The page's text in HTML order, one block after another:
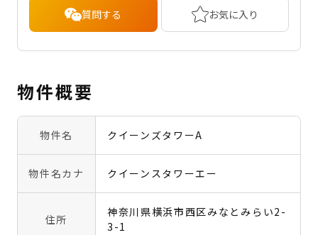
質問する お気に入り
物件概要
物件名 クイーンズタワーA
物件名カナ クイーンスタワーエー
住所
神奈川県横浜市西区みなとみらい2-
3-1